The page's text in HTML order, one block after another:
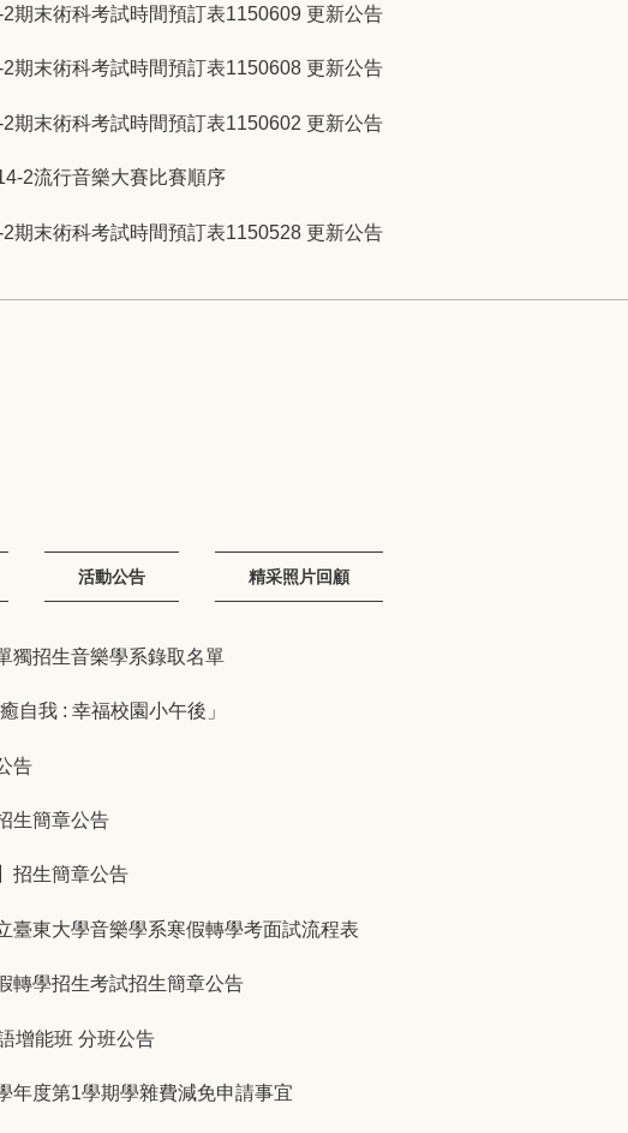
2期末術科考試時間預訂表1150609 更新公告
2期末術科考試時間預訂表1150608 更新公告
2期末術科考試時間預訂表1150602 更新公告
2流行音樂大賽比賽順序
2期末術科考試時間預訂表1150528 更新公告
活動公告 精采照片回顧
獨招生音樂學系錄取名單
自我 : 幸福校園小午後」
告
生簡章公告
招生簡章公告
臺東大學音樂學系寒假轉學考面試流程表
轉學招生考試招生簡章公告
增能班 分班公告
年度第1學期學雜費減免申請事宜